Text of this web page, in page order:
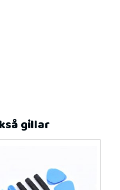
gillar